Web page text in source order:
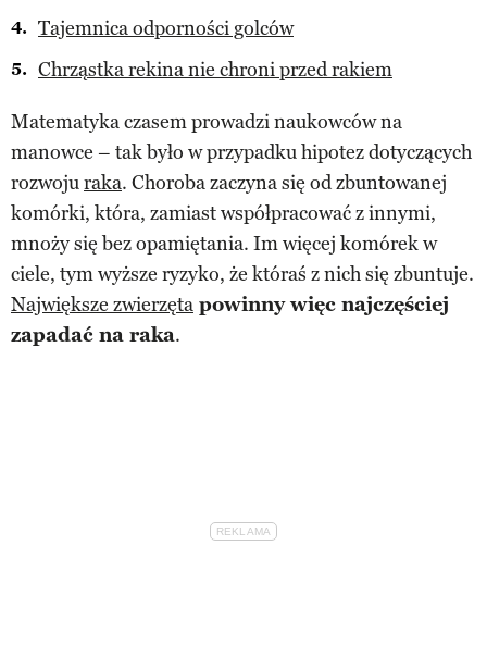
Tajemnica odporności golców
Chrząstka rekina nie chroni przed rakiem
Matematyka czasem prowadzi naukowców na
manowce – tak było w przypadku hipotez dotyczących
rozwojuraka. Choroba zaczyna się od zbuntowanej
komórki, która, zamiast współpracować z innymi,
mnoży się bez opamiętania. Im więcej komórek w
ciele, tym wyższe ryzyko, że któraś z nich się zbuntuje.
Największe zwierzęta powinny więc najczęściej
zapadać na raka.